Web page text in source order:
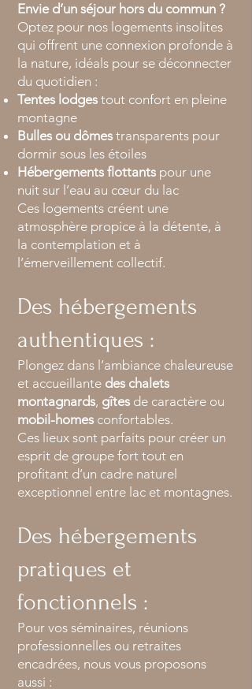
Envie d’un séjour hors du commun ?
Optez pour nos logements insolites
qui offrent une connexion profonde à
la nature, idéals pour se déconnecter
du quotidien :
Tentes lodges tout confort en pleine
montagne
Bulles ou dômes transparents pour
dormir sous les étoiles
Hébergements flottants pour une
nuit sur l’eau au cœur du lac
Ces logements créent une
atmosphère propice à la détente, à
la contemplation et à
l’émerveillement collectif.
Des hébergements
authentiques :
Plongez dans l’ambiance chaleureuse
et accueillante des chalets
montagnards, gîtes de caractère ou
mobil-homes confortables.
Ces lieux sont parfaits pour créer un
esprit de groupe fort tout en
profitant d’un cadre naturel
exceptionnel entre lac et montagnes.
Des hébergements
pratiques et
fonctionnels :
Pour vos séminaires, réunions
professionnelles ou retraites
encadrées, nous vous proposons
aussi :